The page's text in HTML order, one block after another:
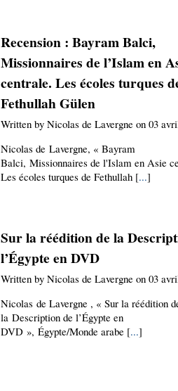
Recension : Bayram Balci,
Missionnaires de l’Islam en
centrale. Les écoles turques
Fethullah Gülen
Written by Nicolas de Lavergne on 03
Nicolas de Lavergne, « Bayram
Balci, Missionnaires de l'Islam en Asie
Les écoles turques de Fethullah [...]
Sur la réédition de la
l’Égypte en DVD
Written by Nicolas de Lavergne on 03
Nicolas de Lavergne , « Sur la réédition
la Description de l’Égypte en
DVD », Égypte/Monde arabe [...]